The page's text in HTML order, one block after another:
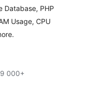
Database, PHP
Usage, CPU
000+